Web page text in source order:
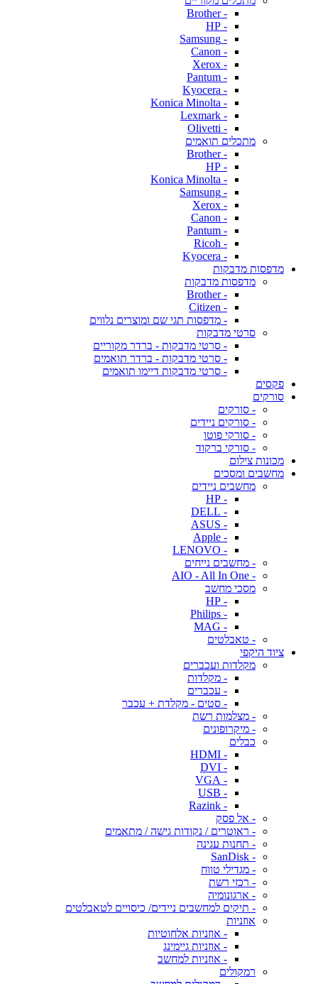
- Brother
- HP
- Samsung
- Canon
- Xerox
- Pantum
- Kyocera
- Konica Minolta
- Lexmark
- Olivetti
מתכלים תואמים
- Brother
- HP
- Konica Minolta
- Samsung
- Xerox
- Canon
- Pantum
- Ricoh
- Kyocera
מדפסות מדבקות
מדפסות מדבקות
- Brother
- Citizen
- מדפסות תגי שם ומוצרים נלווים
סרטי מדבקות
- סרטי מדבקות - ברדר מקוריים
- סרטי מדבקות - ברדר תואמים
- סרטי מדבקות דיימו תואמים
פקסים
סורקים
- סורקים
- סורקים ניידים
- סורקי פוטו
- סורקי ברקוד
מכונות צילום
מחשבים ומסכים
מחשבים ניידים
- HP
- DELL
- ASUS
- Apple
- LENOVO
- מחשבים נייחים
- AIO - All In One
מסכי מחשב
- HP
- Philips
- MAG
- טאבלטים
ציוד היקפי
מקלדות ועכברים
- מקלדות
- עכברים
- סטים - מקלדת + עכבר
- מצלמות רשת
- מיקרופונים
כבלים
- HDMI
- DVI
- VGA
- USB
- Razink
- אל פסק
- ראוטרים / נקודות גישה / מתאמים
- תחנות עגינה
- SanDisk
- מגדילי טווח
- רכזי רשת
- ארגונומיה
- תיקים למחשבים ניידים/ כיסויים לטאבלטים
אוזניות
- אוזניות אלחוטיות
- אוזניות גיימינג
- אוזניות למחשב
רמקולים